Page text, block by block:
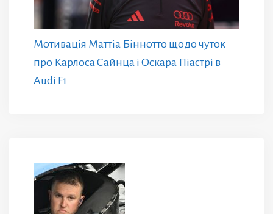
Мотивація Маттіа Біннотто щодо чуток
про Карлоса Сайнца і Оскара Піастрі в
Audi F1